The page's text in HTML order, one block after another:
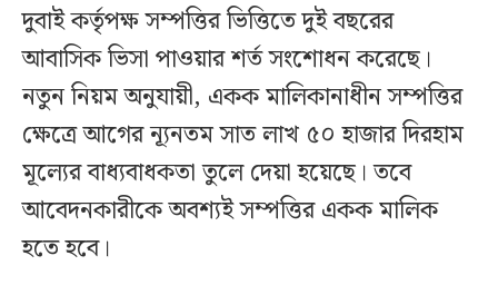
দুবাই কর্তৃপক্ষ সম্পত্তির ভিত্তিতে দুই বছরের
আবাসিক ভিসা পাওয়ার শর্ত সংশোধন করেছে।
নতুন নিয়ম অনুযায়ী, একক মালিকানাধীন সম্পত্তির
ক্ষেত্রে আগের ন্যূনতম সাত লাখ ৫০ হাজার দিরহাম
মূল্যের বাধ্যবাধকতা তুলে দেয়া হয়েছে। তবে
আবেদনকারীকে অবশ্যই সম্পত্তির একক মালিক
হতে হবে।